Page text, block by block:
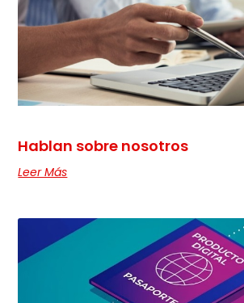
Hablan sobre nosotros
Leer Más